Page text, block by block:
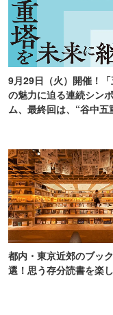
9月29日（火）開催！「
の魅力に迫る連続シン
ム、最終回は、“谷中五
都内・東京近郊のブッ
選！思う存分読書を楽